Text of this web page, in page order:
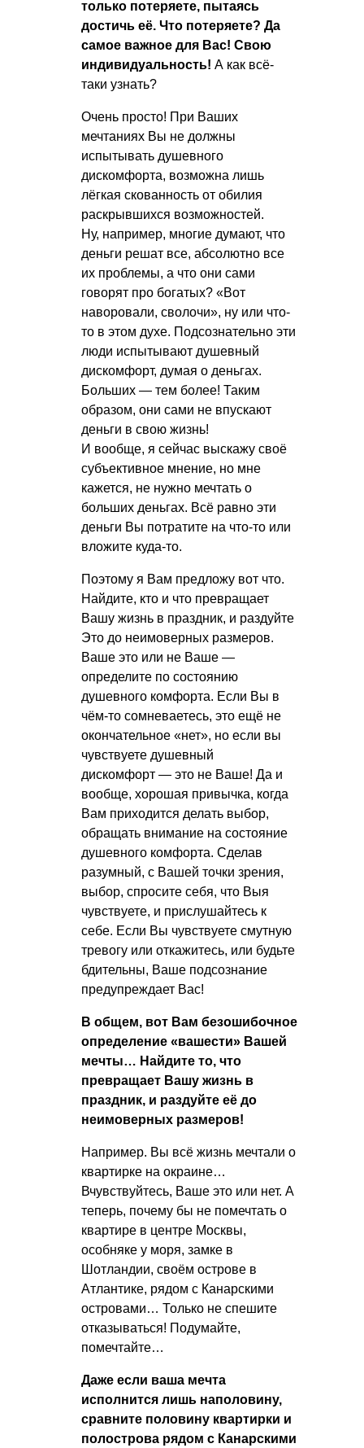
только потеряете, пытаясь
достичь её. Что потеряете? Да
самое важное для Вас! Свою
индивидуальность! А как всё-
таки узнать?
Очень просто! При Ваших
мечтаниях Вы не должны
испытывать душевного
дискомфорта, возможна лишь
лёгкая скованность от обилия
раскрывшихся возможностей.
Ну, например, многие думают, что
деньги решат все, абсолютно все
их проблемы, а что они сами
говорят про богатых? «Вот
наворовали, сволочи», ну или что-
то в этом духе. Подсознательно эти
люди испытывают душевный
дискомфорт, думая о деньгах.
Больших — тем более! Таким
образом, они сами не впускают
деньги в свою жизнь!
И вообще, я сейчас выскажу своё
субъективное мнение, но мне
кажется, не нужно мечтать о
больших деньгах. Всё равно эти
деньги Вы потратите на что-то или
вложите куда-то.
Поэтому я Вам предложу вот что.
Найдите, кто и что превращает
Вашу жизнь в праздник, и раздуйте
Это до неимоверных размеров.
Ваше это или не Ваше —
определите по состоянию
душевного комфорта. Если Вы в
чём-то сомневаетесь, это ещё не
окончательное «нет», но если вы
чувствуете душевный
дискомфорт — это не Ваше! Да и
вообще, хорошая привычка, когда
Вам приходится делать выбор,
обращать внимание на состояние
душевного комфорта. Сделав
разумный, с Вашей точки зрения,
выбор, спросите себя, что Выя
чувствуете, и прислушайтесь к
себе. Если Вы чувствуете смутную
тревогу или откажитесь, или будьте
бдительны, Ваше подсознание
предупреждает Вас!
В общем, вот Вам безошибочное
определение «вашести» Вашей
мечты… Найдите то, что
превращает Вашу жизнь в
праздник, и раздуйте её до
неимоверных размеров!
Например. Вы всё жизнь мечтали о
квартирке на окраине…
Вчувствуйтесь, Ваше это или нет. А
теперь, почему бы не помечтать о
квартире в центре Москвы,
особняке у моря, замке в
Шотландии, своём острове в
Атлантике, рядом с Канарскими
островами… Только не спешите
отказываться! Подумайте,
помечтайте…
Даже если ваша мечта
исполнится лишь наполовину,
сравните половину квартирки и
полострова рядом с Канарскими